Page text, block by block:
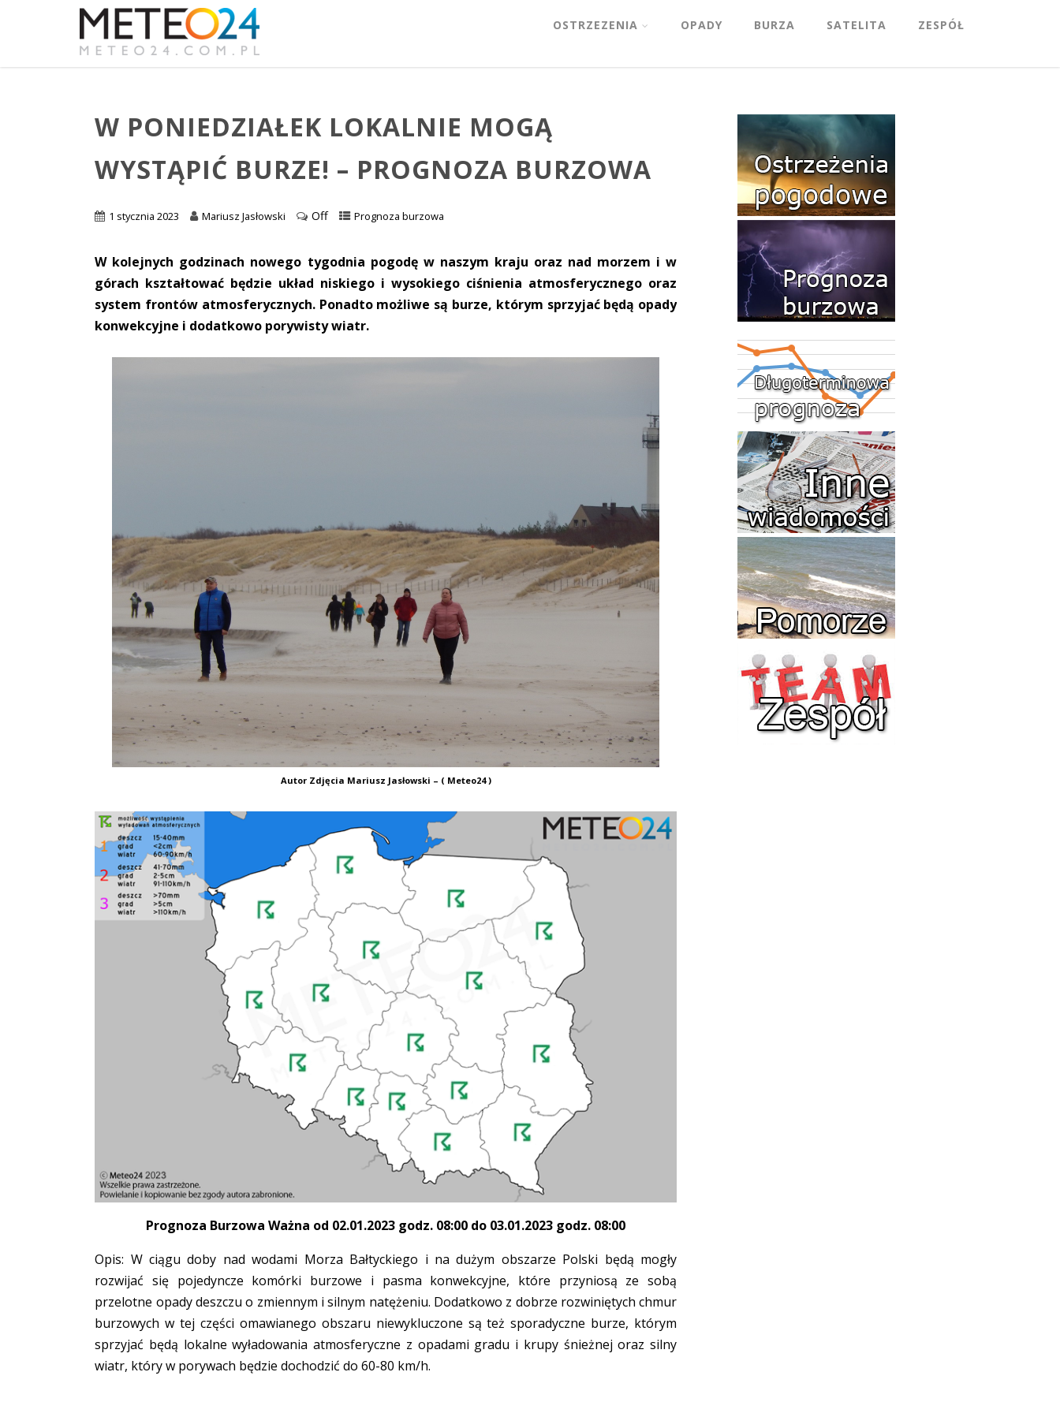
OSTRZEZENIA OPADY BURZA SATELITA ZESPÓŁ
W PONIEDZIAŁEK LOKALNIE MOGĄ
WYSTĄPIĆ BURZE! – PROGNOZA BURZOWA
1 stycznia 2023 Mariusz Jasłowski Off Prognoza burzowa
W kolejnych godzinach nowego tygodnia pogodę w naszym kraju oraz nad morzem i w
górach kształtować będzie układ niskiego i wysokiego ciśnienia atmosferycznego oraz
system frontów atmosferycznych. Ponadto możliwe są burze, którym sprzyjać będą opady
konwekcyjne i dodatkowo porywisty wiatr.
Autor Zdjęcia Mariusz Jasłowski – ( Meteo24 )
Prognoza Burzowa Ważna od 02.01.2023 godz. 08:00 do 03.01.2023 godz. 08:00
Opis: W ciągu doby nad wodami Morza Bałtyckiego i na dużym obszarze Polski będą mogły
rozwijać się pojedyncze komórki burzowe i pasma konwekcyjne, które przyniosą ze sobą
przelotne opady deszczu o zmiennym i silnym natężeniu. Dodatkowo z dobrze rozwiniętych chmur
burzowych w tej części omawianego obszaru niewykluczone są też sporadyczne burze, którym
sprzyjać będą lokalne wyładowania atmosferyczne z opadami gradu i krupy śnieżnej oraz silny
wiatr, który w porywach będzie dochodzić do 60-80 km/h.